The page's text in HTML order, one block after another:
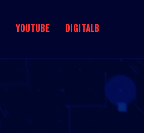
YOUTUBE DIGITALB